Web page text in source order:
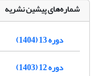
شماره‌های پیشین نشریه
دوره 13 (1404)
دوره 12 (1403)